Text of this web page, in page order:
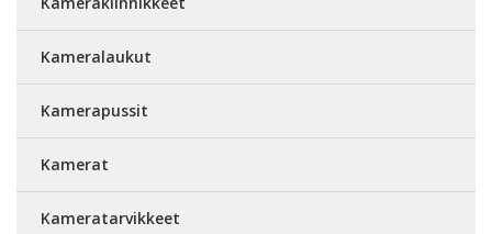
Kameralaukut
Kamerapussit
Kamerat
Kameratarvikkeet